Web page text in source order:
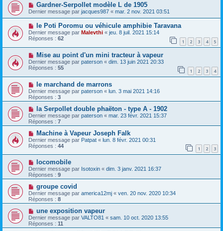
Gardner-Serpollet modèle L de 1905
Dernier message par jacques987 « mar. 2 nov. 2021 03:51
le Poti Poromu ou véhicule amphibie Taravana
Dernier message par Malevthi « jeu. 8 juil. 2021 15:14
Réponses : 62 1 2 3 4 5
Mise au point d'un mini tracteur à vapeur
Dernier message par paterson « dim. 13 juin 2021 20:33
Réponses : 55 1 2 3 4
le marchand de marrons
Dernier message par paterson « lun. 3 mai 2021 14:16
Réponses : 3
la Serpollet double phaëton - type A - 1902
Dernier message par paterson « mar. 23 févr. 2021 15:37
Réponses : 7
Machine à Vapeur Joseph Falk
Dernier message par Patpat « lun. 8 févr. 2021 00:31
Réponses : 44 1 2 3
locomobile
Dernier message par Isotoxin « dim. 3 janv. 2021 16:37
Réponses : 9
groupe covid
Dernier message par america12mj « ven. 20 nov. 2020 10:34
Réponses : 8
une exposition vapeur
Dernier message par VALTO81 « sam. 10 oct. 2020 13:55
Réponses : 11